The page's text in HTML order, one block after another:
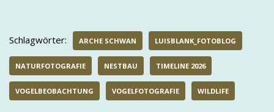
Schlagwörter: ARCHE SCHWAN LUISBLANK_FOTOBLOG
NATURFOTOGRAFIE NESTBAU TIMELINE 2026
VOGELBEOBACHTUNG VOGELFOTOGRAFIE WILDLIFE